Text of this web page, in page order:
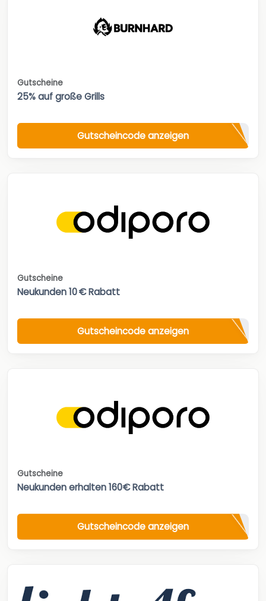
Gutscheine
25% auf große Grills
Gutscheincode anzeigen
Gutscheine
Neukunden 10 € Rabatt
Gutscheincode anzeigen
Gutscheine
Neukunden erhalten 160€ Rabatt
Gutscheincode anzeigen